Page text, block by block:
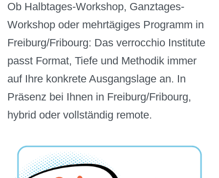
Ob Halbtages-Workshop, Ganztages-
Workshop oder mehrtägiges Programm in
Freiburg/Fribourg: Das verrocchio Institute
passt Format, Tiefe und Methodik immer
auf Ihre konkrete Ausgangslage an. In
Präsenz bei Ihnen in Freiburg/Fribourg,
hybrid oder vollständig remote.